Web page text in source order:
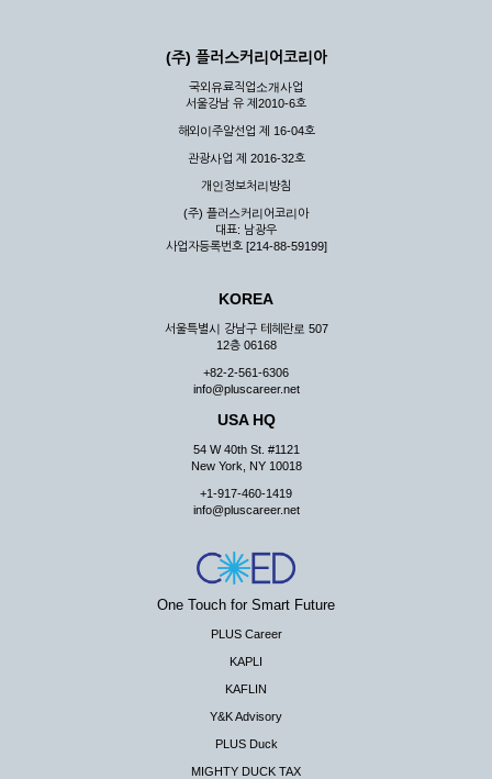
(주) 플러스커리어코리아
국외유료직업소개사업
서울강남 유 제2010-6호
해외이주알선업 제 16-04호
관광사업 제 2016-32호
개인정보처리방침
(주) 플러스커리어코리아
대표: 남광우
사업자등록번호 [214-88-59199]
KOREA
서울특별시 강남구 테헤란로 507
12층 06168
+82-2-561-6306
info@pluscareer.net
USA HQ
54 W 40th St. #1121
New York, NY 10018
+1-917-460-1419
info@pluscareer.net
One Touch for Smart Future
PLUS Career
KAPLI
KAFLIN
Y&K Advisory
PLUS Duck
MIGHTY DUCK TAX